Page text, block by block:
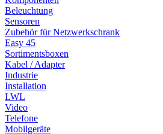
Beleuchtung
Sensoren
Zubehör für Netzwerkschrank
Easy 45
Sortimentsboxen
Kabel / Adapter
Industrie
Installation
LWL
Video
Telefone
Mobilgeräte